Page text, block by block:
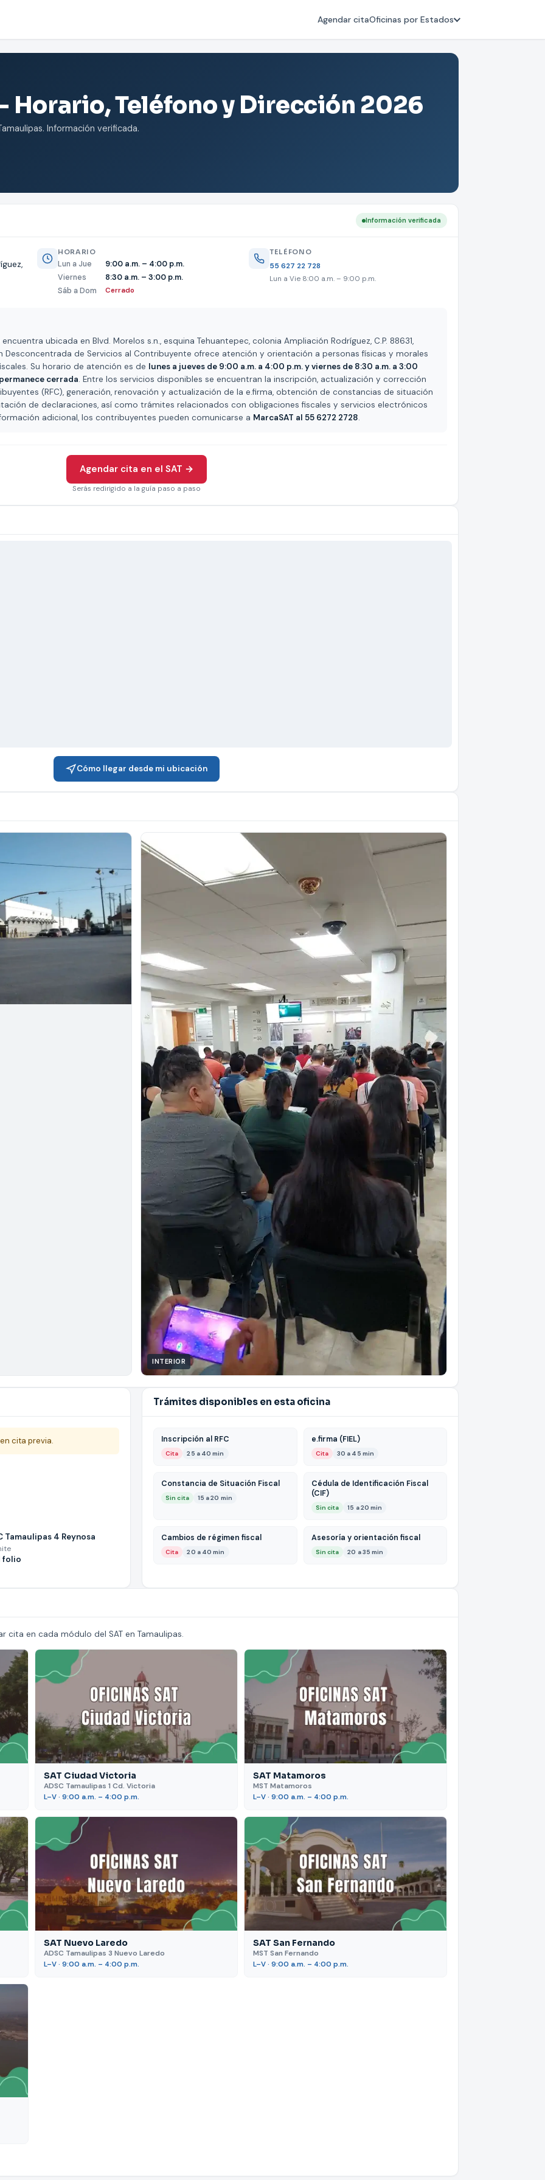
Agendar citaOficinas por Estados
Horario, Teléfono y Dirección 2026
Información verificada.
Información verificada
HORARIO
Lun a Jue
9:00 a.m. – 4:00 p.m.
Viernes
8:30 a.m. – 3:00 p.m.
Sáb a Dom
Cerrado
TELÉFONO
55 627 22 728
Lun a Vie 8:00 a.m. – 9:00 p.m.
encuentra ubicada en Blvd. Morelos s.n., esquina Tehuantepec, colonia Ampliación Rodríguez, C.P. 88631,
Desconcentrada de Servicios al Contribuyente ofrece atención y orientación a personas físicas y morales
Su horario de atención es de lunes a jueves de 9:00 a.m. a 4:00 p.m. y viernes de 8:30 a.m. a 3:00
cerrada. Entre los servicios disponibles se encuentran la inscripción, actualización y corrección
(RFC), generación, renovación y actualización de la e.firma, obtención de constancias de situación
de declaraciones, así como trámites relacionados con obligaciones fiscales y servicios electrónicos
adicional, los contribuyentes pueden comunicarse a MarcaSAT al 55 6272 2728.
Agendar cita en el SAT →
Serás redirigido a la guía paso a paso
Cómo llegar desde mi ubicación
INTERIOR
cita previa.
Tamaulipas 4 Reynosa
folio
Trámites disponibles en esta oficina
Inscripción al RFC
Cita 25 a 40 min
e.firma (FIEL)
Cita 30 a 45 min
Constancia de Situación Fiscal
Sin cita 15 a 20 min
Cédula de Identificación Fiscal
(CIF)
Sin cita 15 a 20 min
Cambios de régimen fiscal
Cita 20 a 40 min
Asesoría y orientación fiscal
Sin cita 20 a 35 min
en cada módulo del SAT en Tamaulipas.
SAT Ciudad Victoria
ADSC Tamaulipas 1 Cd. Victoria
L–V · 9:00 a.m. – 4:00 p.m.
SAT Matamoros
MST Matamoros
L–V · 9:00 a.m. – 4:00 p.m.
SAT Nuevo Laredo
ADSC Tamaulipas 3 Nuevo Laredo
L–V · 9:00 a.m. – 4:00 p.m.
SAT San Fernando
MST San Fernando
L–V · 9:00 a.m. – 4:00 p.m.